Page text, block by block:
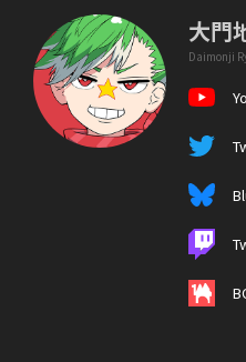
大門
Daimonji